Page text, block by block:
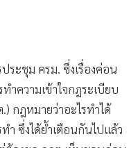
ระชุม ครม. ซึ่งเรื่องค่อน
ำความเข้าใจกฎระเบียบ
กฎหมายว่าอะไรทำได้
ำ ซึ่งได้ย้ำเตือนกันไปแล้ว